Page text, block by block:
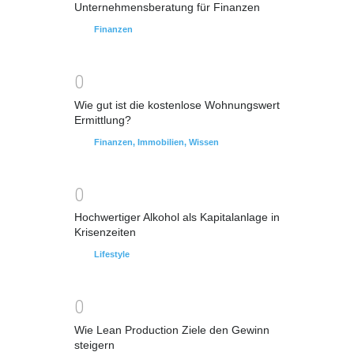
Unternehmensberatung für Finanzen
Finanzen
0
Wie gut ist die kostenlose Wohnungswert
Ermittlung?
Finanzen, Immobilien, Wissen
0
Hochwertiger Alkohol als Kapitalanlage in
Krisenzeiten
Lifestyle
0
Wie Lean Production Ziele den Gewinn
steigern